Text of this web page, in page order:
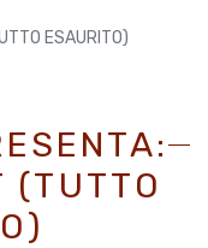
ESAURITO)
(TUTTO